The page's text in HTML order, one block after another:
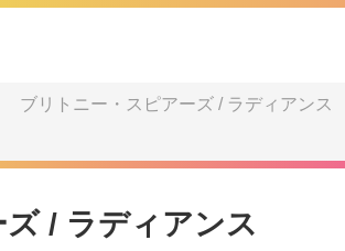
ブリトニー・スピアーズ / ラディアンス
/ ラディアンス